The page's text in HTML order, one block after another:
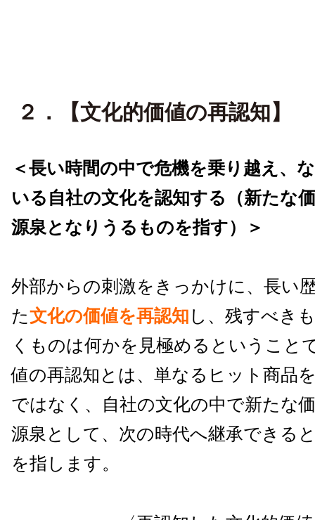
２．【文化的価値の再認知】
＜長い時間の中で危機を乗り越え、
いる自社の文化を認知する（新たな
源泉となりうるものを指す）＞
外部からの刺激をきっかけに、長い
た文化の価値を再認知 し、残すべき
くものは何かを見極めるということ
値の再認知とは、単なるヒット商品
ではなく、自社の文化の中で新たな
源泉として、次の時代へ継承できる
を指します。